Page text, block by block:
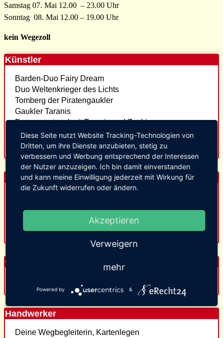
Samstag 07. Mai 12.00 – 23.00 Uhr
Sonntag 08. Mai 12.00 – 19.00 Uhr
kein Wegezoll
Künstler
Barden-Duo Fairy Dream
Duo Weltenkrieger des Lichts
Tomberg der Piratengaukler
Gaukler Taranis
Feuerspectacel mit Taranis und Zachin
Schwertkämpfer
Piraten
Bälgerbelustigung
Armbrustschießen Baldassare
Spannende Geschichten / Autorenlesungen
Gastro
Handwerker
Deine Wegbegleiterin, Kartenlegen
Diese Seite nutzt Website Tracking-Technologien von
Dritten, um ihre Dienste anzubieten, stetig zu
verbessern und Werbung entsprechend der Interessen
der Nutzer anzuzeigen. Ich bin damit einverstanden
und kann meine Einwilligung jederzeit mit Wirkung für
die Zukunft widerrufen oder ändern.
Akzeptieren
Verweigern
mehr
Powered by &